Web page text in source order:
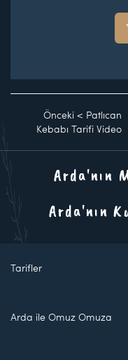
Önceki < Patlıcan
Kebabı Tarifi Video
Arda'nın
Arda'nın
Tarifler
Arda ile Omuz Omuza